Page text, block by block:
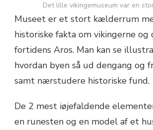
Det lille vikingemuseum var en
Museet er et stort kælderrum
historiske fakta om vikingerne og
fortidens Aros. Man kan se
hvordan byen så ud dengang og
samt nærstudere historiske fund.
De 2 mest iøjefaldende
en runesten og en model af et